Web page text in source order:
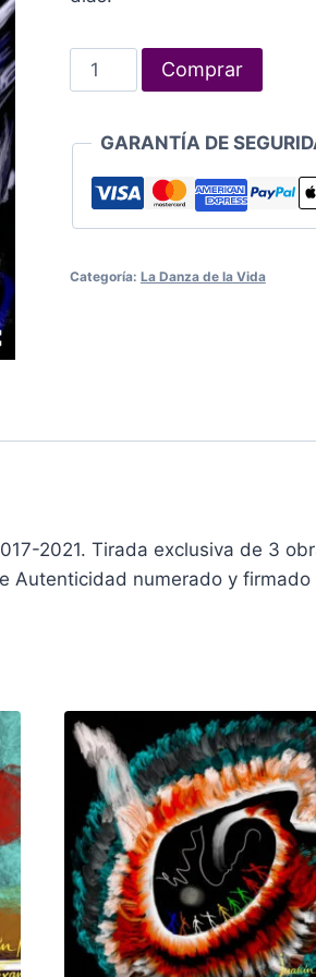
danza
la
vida
Comprar
GARANTÍA DE
Categoría: La Danza de la Vida
2021. Tirada exclusiva de 3
numerado y firmado